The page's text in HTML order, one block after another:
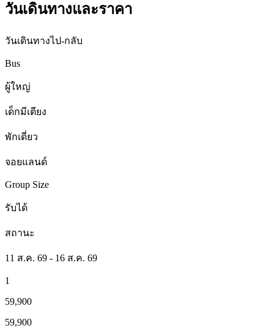
วันเดินทางและราคา
วันเดินทางไป-กลับ
Bus
ผู้ใหญ่
เด็กมีเตียง
พักเดี่ยว
จอยแลนด์
Group Size
รับได้
สถานะ
11 ส.ค. 69 - 16 ส.ค. 69
1
59,900
59,900